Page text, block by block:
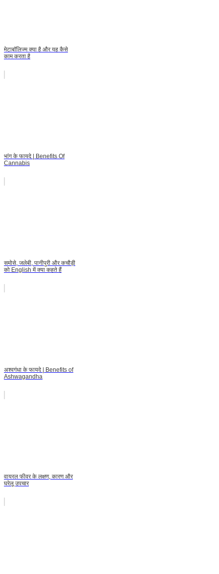
मेटाबॉलिज्म क्या है और यह कैसे
काम करता है
भांग के फायदे | Benefits Of
Cannabis
समोसे, जलेबी, पानीपुरी और कचौड़ी
को English में क्या कहते हैं
अश्वगंधा के फायदे | Benefits of
Ashwagandha
वायरल फीवर के लक्षण, कारण और
घरेलू उपचार